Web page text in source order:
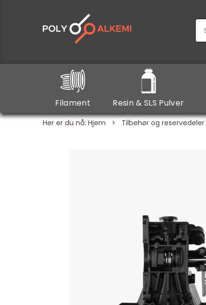
Filament Resin & SLS Pulver
Her er du nå: Hjem > Tilbehør og reservedeler